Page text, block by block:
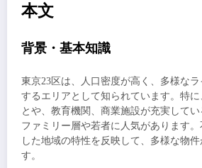
本文
背景・基本知識
東京23区は、人口密度が高く、多様な
するエリアとして知られています。特
とや、教育機関、商業施設が充実して
ファミリー層や若者に人気があります
した地域の特性を反映して、多様な物
す。